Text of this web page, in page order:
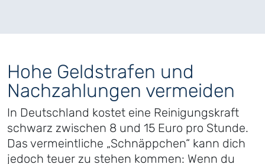
Hohe Geldstrafen und
Nachzahlungen vermeiden
In Deutschland kostet eine Reinigungskraft
schwarz zwischen 8 und 15 Euro pro Stunde.
Das vermeintliche „Schnäppchen“ kann dich
jedoch teuer zu stehen kommen: Wenn du